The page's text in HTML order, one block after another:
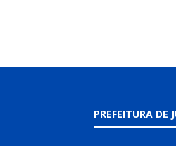
PREFEITURA DE